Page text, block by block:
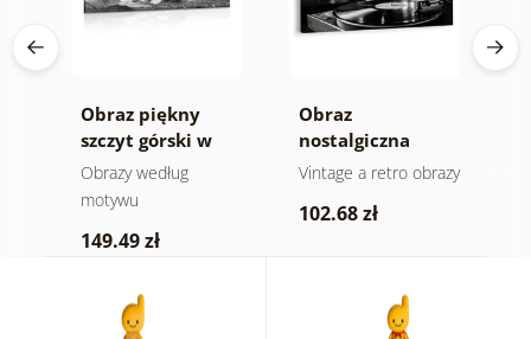
Obraz piękny
szczyt górski w
wersji czarno-
białej
Obrazy według
motywu
149.49 zł
Obraz
nostalgiczna
muzyczna
Vintage a retro obrazy
102.68 zł